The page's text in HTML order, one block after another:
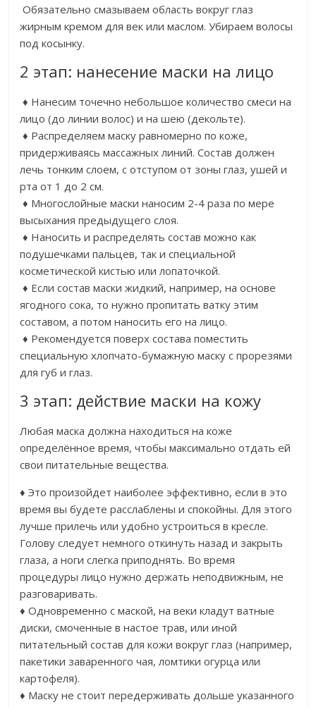
Обязательно смазываем область вокруг глаз
жирным кремом для век или маслом. Убираем волосы
под косынку.
2 этап: нанесение маски на лицо
♦ Нанесим точечно небольшое количество смеси на
лицо (до линии волос) и на шею (декольте).
♦ Распределяем маску равномерно по коже,
придерживаясь массажных линий. Состав должен
лечь тонким слоем, с отступом от зоны глаз, ушей и
рта от 1 до 2 см.
♦ Многослойные маски наносим 2-4 раза по мере
высыхания предыдущего слоя.
♦ Наносить и распределять состав можно как
подушечками пальцев, так и специальной
косметической кистью или лопаточкой.
♦ Если состав маски жидкий, например, на основе
ягодного сока, то нужно пропитать ватку этим
составом, а потом наносить его на лицо.
♦ Рекомендуется поверх состава поместить
специальную хлопчато-бумажную маску с прорезями
для губ и глаз.
3 этап: действие маски на кожу
Любая маска должна находиться на коже
определённое время, чтобы максимально отдать ей
свои питательные вещества.
♦ Это произойдет наиболее эффективно, если в это
время вы будете расслаблены и спокойны. Для этого
лучше прилечь или удобно устроиться в кресле.
Голову следует немного откинуть назад и закрыть
глаза, а ноги слегка приподнять. Во время
процедуры лицо нужно держать неподвижным, не
разговаривать.
♦ Одновременно с маской, на веки кладут ватные
диски, смоченные в настое трав, или иной
питательный состав для кожи вокруг глаз (например,
пакетики заваренного чая, ломтики огурца или
картофеля).
♦ Маску не стоит передерживать дольше указанного